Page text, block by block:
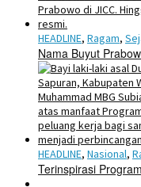
HEADLINE, Ragam,
Nama Buyut
HEADLINE, Nasional,
Terinspirasi